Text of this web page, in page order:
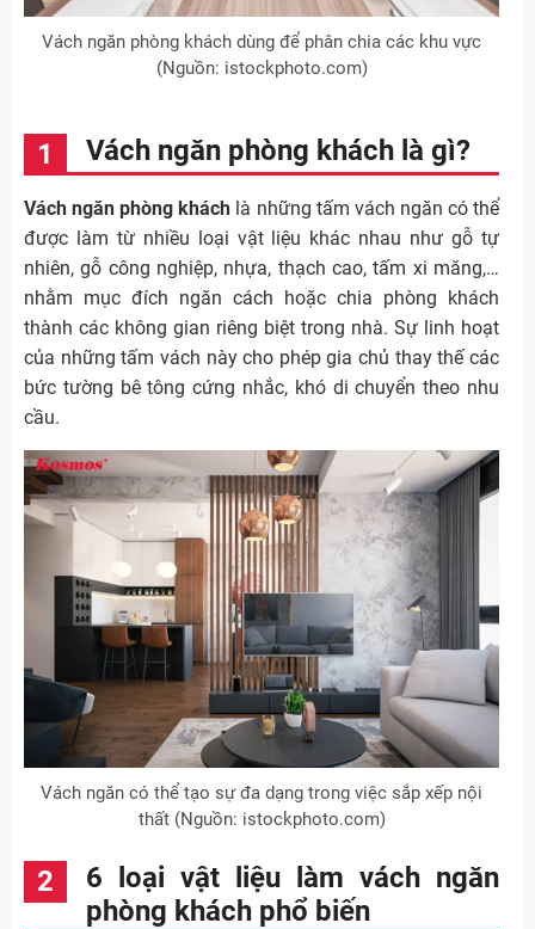
Vách ngăn phòng khách dùng để phân chia các khu vực
(Nguồn: istockphoto.com)
Vách ngăn phòng khách là gì?
Vách ngăn phòng khách là những tấm vách ngăn có thể
được làm từ nhiều loại vật liệu khác nhau như gỗ tự
nhiên, gỗ công nghiệp, nhựa, thạch cao, tấm xi măng,…
nhằm mục đích ngăn cách hoặc chia phòng khách
thành các không gian riêng biệt trong nhà. Sự linh hoạt
của những tấm vách này cho phép gia chủ thay thế các
bức tường bê tông cứng nhắc, khó di chuyển theo nhu
cầu.
Vách ngăn có thể tạo sự đa dạng trong việc sắp xếp nội
thất (Nguồn: istockphoto.com)
6 loại vật liệu làm vách ngăn
phòng khách phổ biến